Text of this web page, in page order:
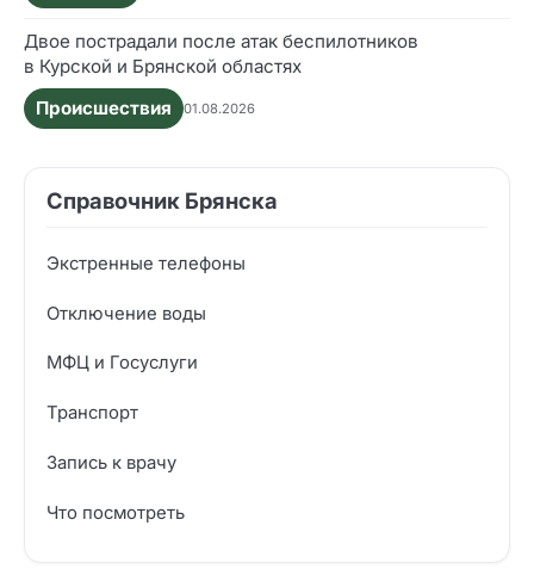
Двое пострадали после атак беспилотников
в Курской и Брянской областях
Происшествия
01.08.2026
Справочник Брянска
Экстренные телефоны
Отключение воды
МФЦ и Госуслуги
Транспорт
Запись к врачу
Что посмотреть